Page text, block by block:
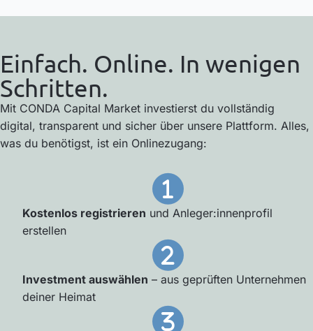
Einfach. Online. In wenigen
Schritten.
Mit CONDA Capital Market investierst du vollständig
digital, transparent und sicher über unsere Plattform. Alles,
was du benötigst, ist ein Onlinezugang:
Kostenlos registrieren und Anleger:innenprofil
erstellen
Investment auswählen – aus geprüften Unternehmen
deiner Heimat